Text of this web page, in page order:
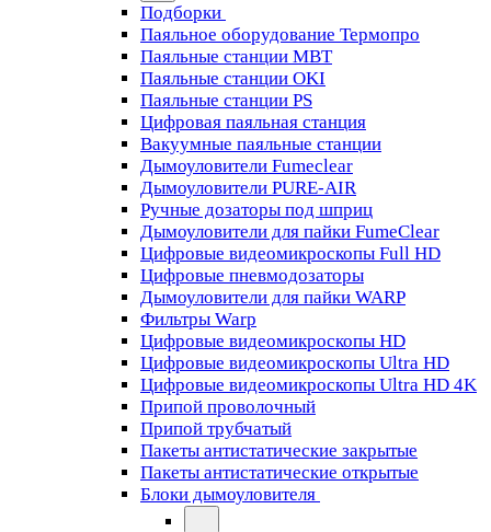
Подборки
Паяльное оборудование Термопро
Паяльные станции MBT
Паяльные станции OKI
Паяльные станции PS
Цифровая паяльная станция
Вакуумные паяльные станции
Дымоуловители Fumeclear
Дымоуловители PURE-AIR
Ручные дозаторы под шприц
Дымоуловители для пайки FumeClear
Цифровые видеомикроскопы Full HD
Цифровые пневмодозаторы
Дымоуловители для пайки WARP
Фильтры Warp
Цифровые видеомикроскопы HD
Цифровые видеомикроскопы Ultra HD
Цифровые видеомикроскопы Ultra HD 4K
Припой проволочный
Припой трубчатый
Пакеты антистатические закрытые
Пакеты антистатические открытые
Блоки дымоуловителя